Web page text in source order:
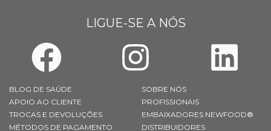
LIGUE-SE A NÓS
BLOG DE SAÚDE
APOIO AO CLIENTE
TROCAS E DEVOLUÇÕES
MÉTODOS DE PAGAMENTO
SOBRE NÓS
PROFISSIONAIS
EMBAIXADORES NEWFOOD®
DISTRIBUIDORES